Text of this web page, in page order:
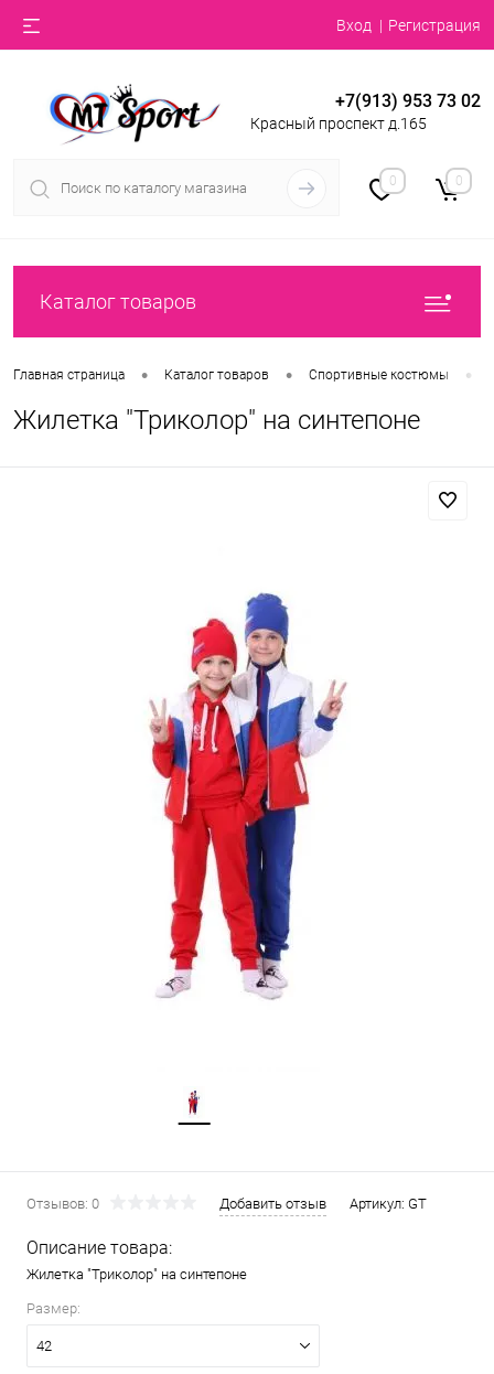
Вход Регистрация
+7(913) 953 73 02
Красный проспект д.165
0 0
Каталог товаров
Главная страница • Каталог товаров • Спортивные костюмы •
Жилетка "Триколор" на синтепоне
Отзывов: 0 Добавить отзыв Артикул: GT
Описание товара:
Жилетка "Триколор" на синтепоне
Размер:
42